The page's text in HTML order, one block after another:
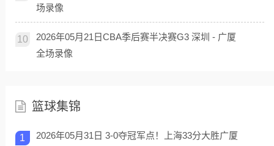
场录像
10
2026年05月21日CBA季后赛半决赛G3 深圳 - 广厦
全场录像
篮球集锦
1
2026年05月31日 3-0夺冠军点！上海33分大胜广厦